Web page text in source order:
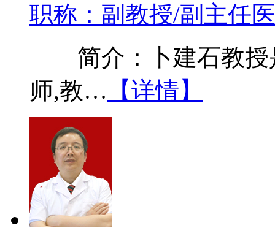
职称：副教授/副主任
简介：卜建石教授
师,教… 【详情】